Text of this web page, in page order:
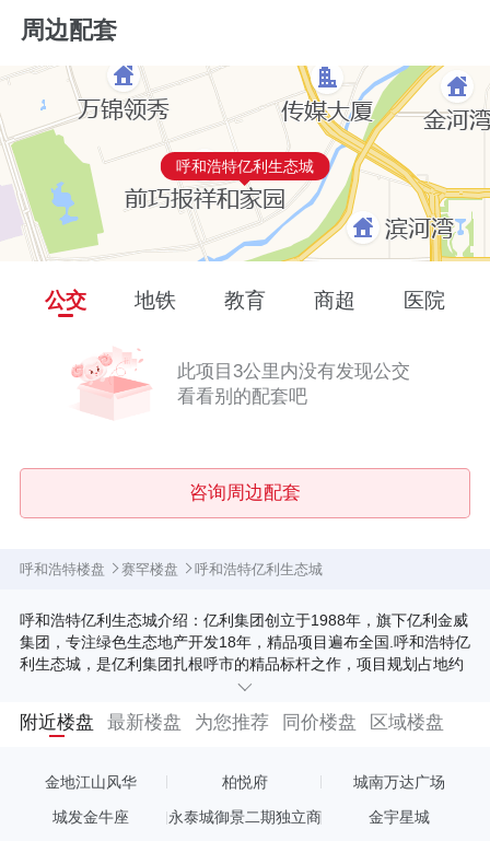
周边配套
呼和浩特亿利生态城
公交 地铁 教育 商超 医院
此项目3公里内没有发现公交
看看别的配套吧
咨询周边配套
呼和浩特楼盘 赛罕楼盘 呼和浩特亿利生态城
呼和浩特亿利生态城介绍：亿利集团创立于1988年，旗下亿利金威
集团，专注绿色生态地产开发18年，精品项目遍布全国.呼和浩特亿
利生态城，是亿利集团扎根呼市的精品标杆之作，项目规划占地约
13.4万㎡，总建筑面积约48万㎡，项目分东、西两区开发，首期开
主。项目打造87-200㎡全产品系户型，采用核心筒分离技术，实现
霾、智能家居等多种功能的生态科技理想住区。
附近楼盘 最新楼盘 为您推荐 同价楼盘 区域楼盘
金地江山风华 柏悦府 城南万达广场
城发金牛座
永泰城御景二期独立商
金宇星城